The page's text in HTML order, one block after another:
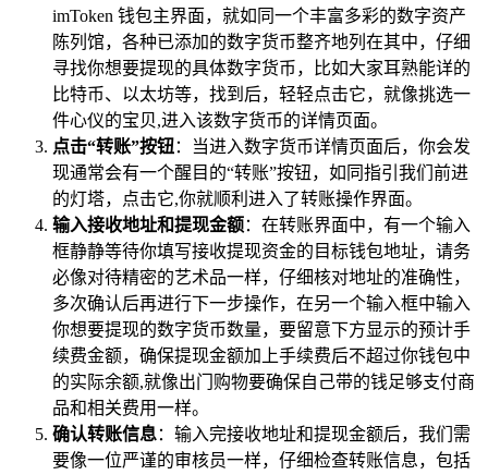
imToken 钱包主界面，就如同一个丰富多彩的数字资产
陈列馆，各种已添加的数字货币整齐地列在其中，仔细
寻找你想要提现的具体数字货币，比如大家耳熟能详的
比特币、以太坊等，找到后，轻轻点击它，就像挑选一
件心仪的宝贝,进入该数字货币的详情页面。
点击“转账”按钮：当进入数字货币详情页面后，你会发
现通常会有一个醒目的“转账”按钮，如同指引我们前进
的灯塔，点击它,你就顺利进入了转账操作界面。
输入接收地址和提现金额：在转账界面中，有一个输入
框静静等待你填写接收提现资金的目标钱包地址，请务
必像对待精密的艺术品一样，仔细核对地址的准确性，
多次确认后再进行下一步操作，在另一个输入框中输入
你想要提现的数字货币数量，要留意下方显示的预计手
续费金额，确保提现金额加上手续费后不超过你钱包中
的实际余额,就像出门购物要确保自己带的钱足够支付商
品和相关费用一样。
确认转账信息：输入完接收地址和提现金额后，我们需
要像一位严谨的审核员一样，仔细检查转账信息，包括